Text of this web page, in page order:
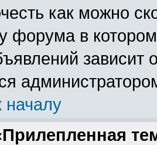
как можно
форума в
зависит
началу